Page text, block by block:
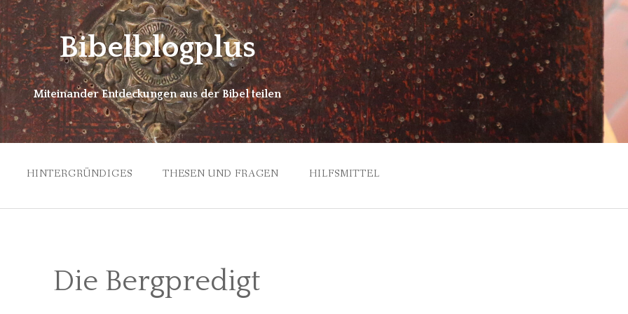
Bibelblogplus
Miteinander Entdeckungen aus der Bibel teilen
HINTERGRÜNDIGES THESEN UND FRAGEN HILFSMITTEL
Die Bergpredigt